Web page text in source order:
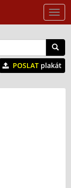
POSLAT plakát